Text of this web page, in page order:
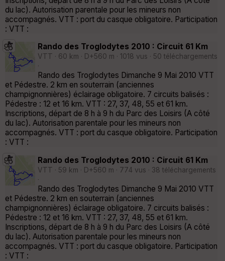
du lac). Autorisation parentale pour les mineurs non
accompagnés. VTT : port du casque obligatoire. Participation
: VTT :
Rando des Troglodytes 2010 : Circuit 61 Km
VTT · 60 km · D+560 m · 1018 vus · 50 téléchargements
·
Rando des Troglodytes Dimanche 9 Mai 2010 VTT
et Pédestre. 2 km en souterrain (anciennes
champignonnières) éclairage obligatoire. 7 circuits balisés :
Pédestre : 12 et 16 km. VTT : 27, 37, 48, 55 et 61 km.
Inscriptions, départ de 8 h à 9 h du Parc des Loisirs (A côté
du lac). Autorisation parentale pour les mineurs non
accompagnés. VTT : port du casque obligatoire. Participation
: VTT :
Rando des Troglodytes 2010 : Circuit 61 Km
VTT · 59 km · D+560 m · 774 vus · 38 téléchargements
·
Rando des Troglodytes Dimanche 9 Mai 2010 VTT
et Pédestre. 2 km en souterrain (anciennes
champignonnières) éclairage obligatoire. 7 circuits balisés :
Pédestre : 12 et 16 km. VTT : 27, 37, 48, 55 et 61 km.
Inscriptions, départ de 8 h à 9 h du Parc des Loisirs (A côté
du lac). Autorisation parentale pour les mineurs non
accompagnés. VTT : port du casque obligatoire. Participation
: VTT :